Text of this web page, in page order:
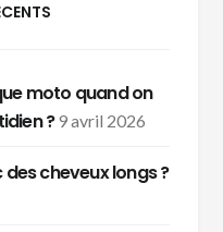
moto quand on
? 9 avril 2026
cheveux longs ?